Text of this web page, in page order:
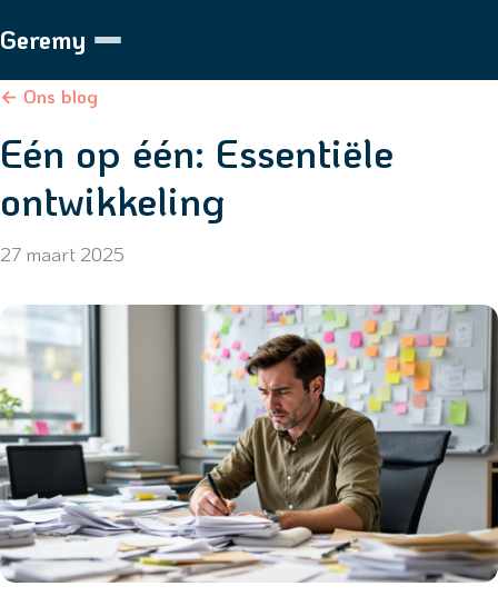
Geremy
← Ons blog
Eén op één: Essentiële
ontwikkeling
27 maart 2025